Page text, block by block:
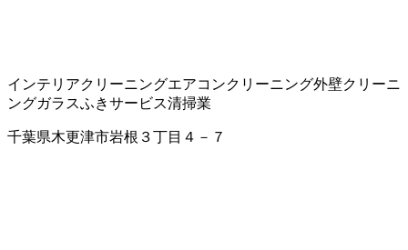
インテリアクリーニングエアコンクリーニング外壁クリーニ
ングガラスふきサービス清掃業
千葉県木更津市岩根３丁目４－７